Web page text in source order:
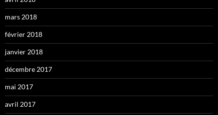
mars 2018
février 2018
janvier 2018
décembre 2017
mai 2017
avril 2017